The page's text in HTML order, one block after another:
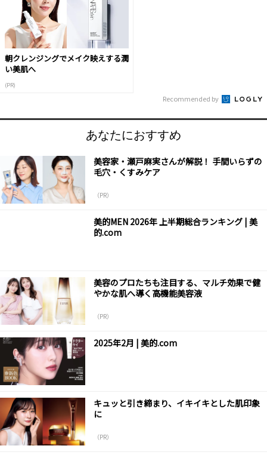
朝クレンジングでメイク映えする潤
い美肌へ
(PR)
Recommended by
あなたにおすすめ
美容家・瀬戸麻実さんが解説！ 手間いらずの
毛穴・くすみケア
（PR）
美的MEN 2026年 上半期総合ランキング | 美
的.com
美容のプロたちも注目する、マルチ効果で健
やかな肌へ導く高機能美容液
（PR）
2025年2月 | 美的.com
キュッと引き締まり、イキイキとした肌印象
に
（PR）